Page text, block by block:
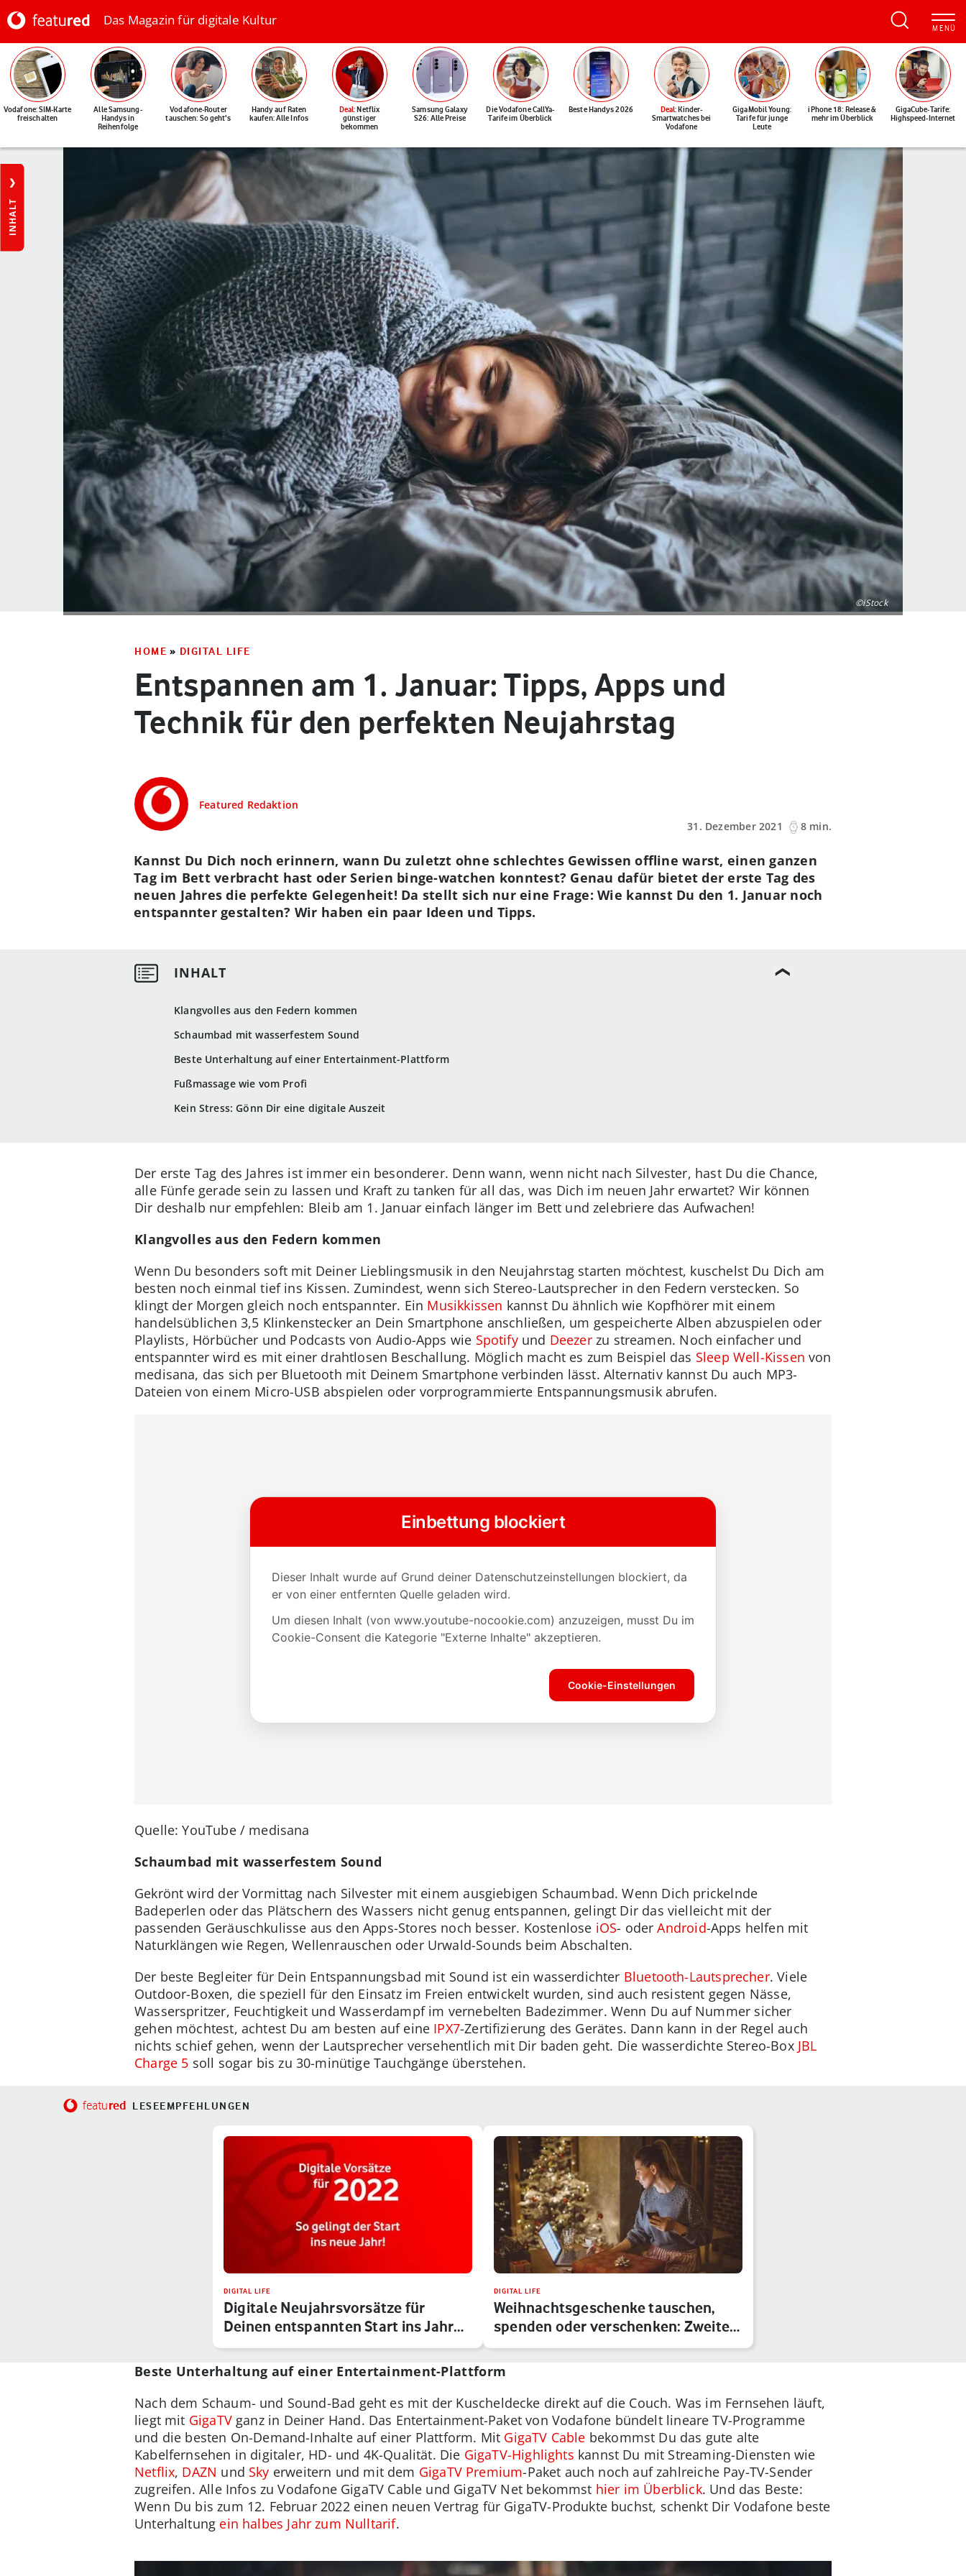
Das Magazin für digitale Kultur
Vodafone: SIM-Karte
freischalten
Alle Samsung-
Handys in
Reihenfolge
Vodafone-Router
tauschen: So geht's
Handy auf Raten
kaufen: Alle Infos
Deal: Netflix
günstiger
bekommen
Samsung Galaxy
S26: Alle Preise
Die Vodafone CallYa-
Tarife im Überblick
Beste Handys 2026 Deal: Kinder-
Smartwatches bei
Vodafone
GigaMobil Young:
Tarife für junge
Leute
iPhone 18: Release &
mehr im Überblick
GigaCube-Tarife:
Highspeed-Internet
INHALT
©iStock
HOME » DIGITAL LIFE
Entspannen am 1. Januar: Tipps, Apps und
Technik für den perfekten Neujahrstag
Featured Redaktion
31. Dezember 2021
8 min.
Klangvolles aus den Federn kommen
Schaumbad mit wasserfestem Sound
Beste Unterhaltung auf einer Entertainment-Plattform
Fußmassage wie vom Profi
Kein Stress: Gönn Dir eine digitale Auszeit
Kannst Du Dich noch erinnern, wann Du zuletzt ohne schlechtes Gewissen offline warst, einen ganzen
Tag im Bett verbracht hast oder Serien binge-watchen konntest? Genau dafür bietet der erste Tag des
neuen Jahres die perfekte Gelegenheit! Da stellt sich nur eine Frage: Wie kannst Du den 1. Januar noch
entspannter gestalten? Wir haben ein paar Ideen und Tipps.
Der erste Tag des Jahres ist immer ein besonderer. Denn wann, wenn nicht nach Silvester, hast Du die Chance,
alle Fünfe gerade sein zu lassen und Kraft zu tanken für all das, was Dich im neuen Jahr erwartet? Wir können
Dir deshalb nur empfehlen: Bleib am 1. Januar einfach länger im Bett und zelebriere das Aufwachen!
Klangvolles aus den Federn kommen
Wenn Du besonders soft mit Deiner Lieblingsmusik in den Neujahrstag starten möchtest, kuschelst Du Dich am
besten noch einmal tief ins Kissen. Zumindest, wenn sich Stereo-Lautsprecher in den Federn verstecken. So
klingt der Morgen gleich noch entspannter. Ein Musikkissen kannst Du ähnlich wie Kopfhörer mit einem
handelsüblichen 3,5 Klinkenstecker an Dein Smartphone anschließen, um gespeicherte Alben abzuspielen oder
Playlists, Hörbücher und Podcasts von Audio-Apps wie Spotifyund Deezerzu streamen. Noch einfacher und
entspannter wird es mit einer drahtlosen Beschallung. Möglich macht es zum Beispiel das Sleep Well-Kissen von
medisana, das sich per Bluetooth mit Deinem Smartphone verbinden lässt. Alternativ kannst Du auch MP3-
Dateien von einem Micro-USB abspielen oder vorprogrammierte Entspannungsmusik abrufen.
Quelle: YouTube / medisana
Schaumbad mit wasserfestem Sound
Gekrönt wird der Vormittag nach Silvester mit einem ausgiebigen Schaumbad. Wenn Dich prickelnde
Badeperlen oder das Plätschern des Wassers nicht genug entspannen, gelingt Dir das vielleicht mit der
passenden Geräuschkulisse aus den Apps-Stores noch besser. Kostenlose iOS- oderAndroid-Apps helfen mit
Naturklängen wie Regen, Wellenrauschen oder Urwald-Sounds beim Abschalten.
Der beste Begleiter für Dein Entspannungsbad mit Sound ist ein wasserdichter Bluetooth-Lautsprecher. Viele
Outdoor-Boxen, die speziell für den Einsatz im Freien entwickelt wurden, sind auch resistent gegen Nässe,
Wasserspritzer, Feuchtigkeit und Wasserdampf im vernebelten Badezimmer. Wenn Du auf Nummer sicher
gehen möchtest, achtest Du am besten auf eine IPX7-Zertifizierung des Gerätes. Dann kann in der Regel auch
nichts schief gehen, wenn der Lautsprecher versehentlich mit Dir baden geht. Die wasserdichte Stereo-Box JBL
Charge 5 soll sogar bis zu 30-minütige Tauchgänge überstehen.
featured LESEEMPFEHLUNGEN
DIGITAL LIFE
Digitale Neujahrsvorsätze für
Deinen entspannten Start ins Jahr
2…
DIGITAL LIFE
Weihnachtsgeschenke tauschen,
spenden oder verschenken: Zweite
Ch…
Beste Unterhaltung auf einer Entertainment-Plattform
Nach dem Schaum- und Sound-Bad geht es mit der Kuscheldecke direkt auf die Couch. Was im Fernsehen läuft,
liegt mit GigaTVganz in Deiner Hand. Das Entertainment-Paket von Vodafone bündelt lineare TV-Programme
und die besten On-Demand-Inhalte auf einer Plattform. Mit GigaTV Cable bekommst Du das gute alte
Kabelfernsehen in digitaler, HD- und 4K-Qualität. Die GigaTV-Highlights kannst Du mit Streaming-Diensten wie
Netflix, DAZN und Sky erweitern und mit dem GigaTV Premium-Paket auch noch auf zahlreiche Pay-TV-Sender
zugreifen. Alle Infos zu Vodafone GigaTV Cable und GigaTV Net bekommst hier im Überblick. Und das Beste:
Wenn Du bis zum 12. Februar 2022 einen neuen Vertrag für GigaTV-Produkte buchst, schenkt Dir Vodafone beste
Unterhaltung ein halbes Jahr zum Nulltarif.